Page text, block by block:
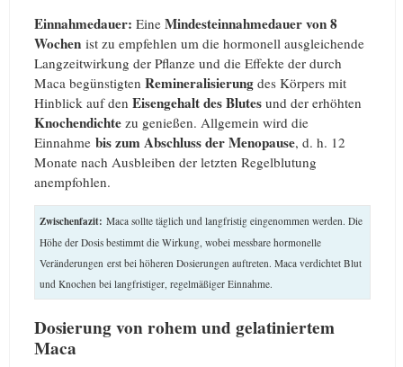
Einnahmedauer: Eine Mindesteinnahmedauer von 8
Wochen ist zu empfehlen um die hormonell ausgleichende
Langzeitwirkung der Pflanze und die Effekte der durch
Maca begünstigten Remineralisierung des Körpers mit
Hinblick auf den Eisengehalt des Blutes und der erhöhten
Knochendichte zu genießen. Allgemein wird die
Einnahme bis zum Abschluss der Menopause, d. h. 12
Monate nach Ausbleiben der letzten Regelblutung
anempfohlen.
Zwischenfazit: Maca sollte täglich und langfristig eingenommen werden. Die
Höhe der Dosis bestimmt die Wirkung, wobei messbare hormonelle
Veränderungen erst bei höheren Dosierungen auftreten. Maca verdichtet Blut
und Knochen bei langfristiger, regelmäßiger Einnahme.
Dosierung von rohem und gelatiniertem
Maca